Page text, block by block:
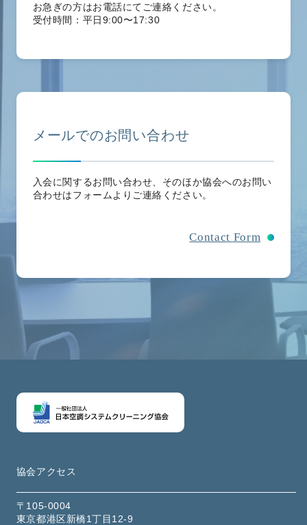
お急ぎの方はお電話にてご連絡ください。
受付時間：平日9:00〜17:30
メールでのお問い合わせ
入会に関するお問い合わせ、そのほか協会へのお問い
合わせはフォームよりご連絡ください。
Contact Form
協会アクセス
〒105-0004
東京都港区新橋1丁目12-9